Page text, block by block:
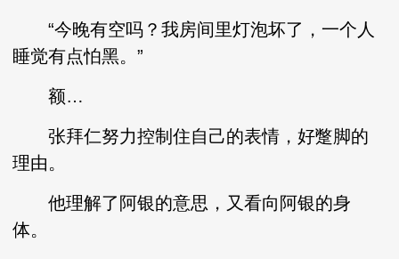
“今晚有空吗？我房间里灯泡坏了，一个人
睡觉有点怕黑。”
额…
张拜仁努力控制住自己的表情，好蹩脚的
理由。
他理解了阿银的意思，又看向阿银的身
体。